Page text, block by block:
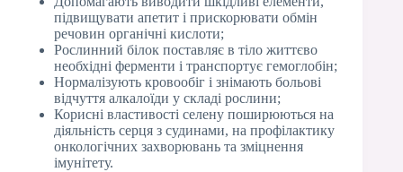
підвищувати апетит і прискорювати обмін
речовин органічні кислоти;
Рослинний білок поставляє в тіло життєво
необхідні ферменти і транспортує гемоглобін;
Нормалізують кровообіг і знімають больові
відчуття алкалоїди у складі рослини;
Корисні властивості селену поширюються на
діяльність серця з судинами, на профілактику
онкологічних захворювань та зміцнення
імунітету.